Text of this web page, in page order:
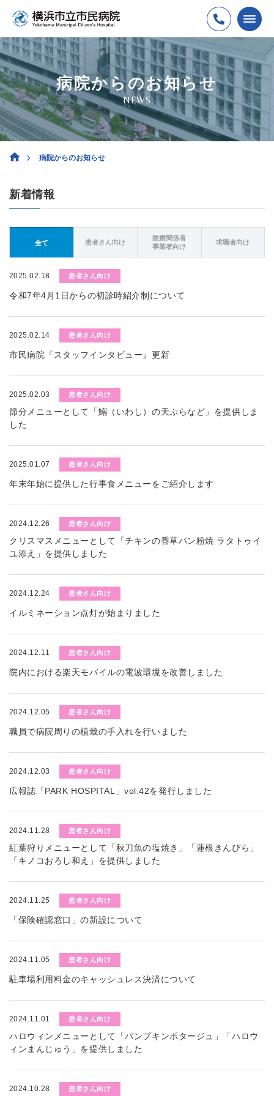
病院からのお知らせ
NEWS
病院からのお知らせ
新着情報
全て 患者さん向け
医療関係者
事業者向け
求職者向け
2025.02.18 患者さん向け
令和7年4月1日からの初診時紹介制について
2025.02.14 患者さん向け
市民病院『スタッフインタビュー』更新
2025.02.03 患者さん向け
節分メニューとして「鰯（いわし）の天ぷらなど」を提供しま
した
2025.01.07 患者さん向け
年末年始に提供した行事食メニューをご紹介します
2024.12.26 患者さん向け
クリスマスメニューとして「チキンの香草パン粉焼 ラタトゥイ
ユ添え」を提供しました
2024.12.24 患者さん向け
イルミネーション点灯が始まりました
2024.12.11 患者さん向け
院内における楽天モバイルの電波環境を改善しました
2024.12.05 患者さん向け
職員で病院周りの植栽の手入れを行いました
2024.12.03 患者さん向け
広報誌「PARK HOSPITAL」vol.42を発行しました
2024.11.28 患者さん向け
紅葉狩りメニューとして「秋刀魚の塩焼き」「蓮根きんぴら」
「キノコおろし和え」を提供しました
2024.11.25 患者さん向け
「保険確認窓口」の新設について
2024.11.05 患者さん向け
駐車場利用料金のキャッシュレス決済について
2024.11.01 患者さん向け
ハロウィンメニューとして「パンプキンポタージュ」「ハロウ
ィンまんじゅう」を提供しました
2024.10.28 患者さん向け